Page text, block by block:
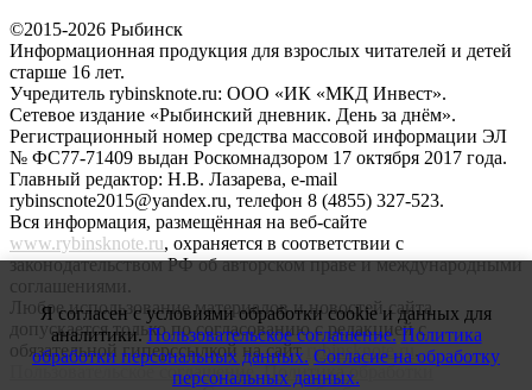
©2015-2026 Рыбинск
Информационная продукция для взрослых читателей и детей
старше 16 лет.
Учредитель rybinsknote.ru: ООО «ИК «МКД Инвест».
Сетевое издание «Рыбинский дневник. День за днём».
Регистрационный номер средства массовой информации ЭЛ
№ ФС77-71409 выдан Роскомнадзором 17 октября 2017 года.
Главный редактор: Н.В. Лазарева, e-mail
rybinscnote2015@yandex.ru, телефон 8 (4855) 327-523.
Вся информация, размещённая на веб-сайте
www.rybinsknote.ru, охраняется в соответствии с
законодательством РФ об авторском праве и международными
соглашениями.
Любое использование материалов и новостей сайта
допускается только по согласованию с редакцией с
обязательной гиперссылкой на сайтrybinsknote.ru.
Пользовательское соглашение. Политика обработки
Я согласен с условиями обработки cookie и данных для
аналитики. Пользовательское соглашение. Политика
обработки персональных данных. Согласие на обработку
персональных данных.